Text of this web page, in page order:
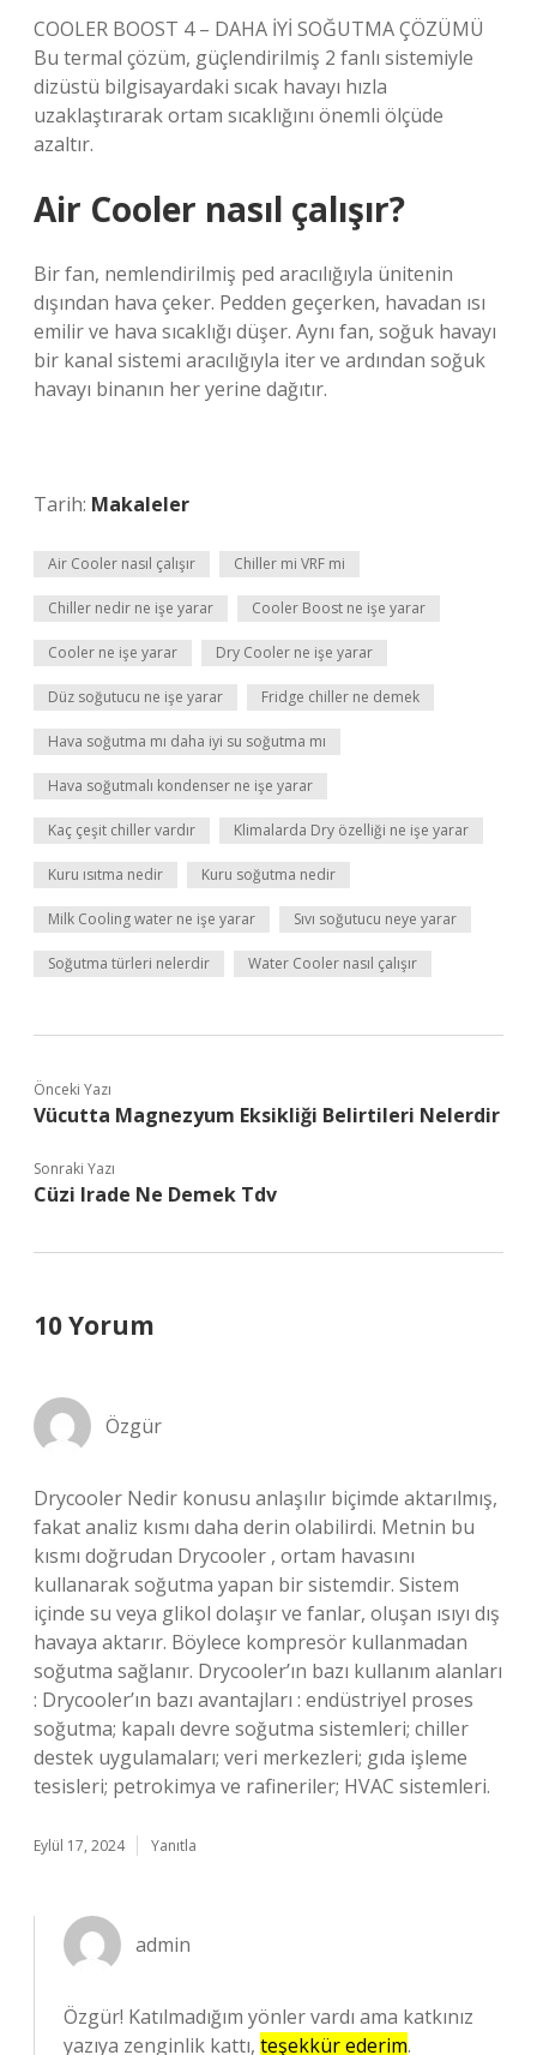
COOLER BOOST 4 – DAHA İYİ SOĞUTMA ÇÖZÜMÜ
Bu termal çözüm, güçlendirilmiş 2 fanlı sistemiyle
dizüstü bilgisayardaki sıcak havayı hızla
uzaklaştırarak ortam sıcaklığını önemli ölçüde
azaltır.
Air Cooler nasıl çalışır?
Bir fan, nemlendirilmiş ped aracılığıyla ünitenin
dışından hava çeker. Pedden geçerken, havadan ısı
emilir ve hava sıcaklığı düşer. Aynı fan, soğuk havayı
bir kanal sistemi aracılığıyla iter ve ardından soğuk
havayı binanın her yerine dağıtır.
Tarih: Makaleler
Air Cooler nasıl çalışır Chiller mi VRF mi
Chiller nedir ne işe yarar Cooler Boost ne işe yarar
Cooler ne işe yarar Dry Cooler ne işe yarar
Düz soğutucu ne işe yarar Fridge chiller ne demek
Hava soğutma mı daha iyi su soğutma mı
Hava soğutmalı kondenser ne işe yarar
Kaç çeşit chiller vardır Klimalarda Dry özelliği ne işe yarar
Kuru ısıtma nedir Kuru soğutma nedir
Milk Cooling water ne işe yarar Sıvı soğutucu neye yarar
Soğutma türleri nelerdir Water Cooler nasıl çalışır
Önceki Yazı
Vücutta Magnezyum Eksikliği Belirtileri Nelerdir
Sonraki Yazı
Cüzi Irade Ne Demek Tdv
10 Yorum
Özgür
Drycooler Nedir konusu anlaşılır biçimde aktarılmış,
fakat analiz kısmı daha derin olabilirdi. Metnin bu
kısmı doğrudan Drycooler , ortam havasını
kullanarak soğutma yapan bir sistemdir. Sistem
içinde su veya glikol dolaşır ve fanlar, oluşan ısıyı dış
havaya aktarır. Böylece kompresör kullanmadan
soğutma sağlanır. Drycooler’ın bazı kullanım alanları
: Drycooler’ın bazı avantajları : endüstriyel proses
soğutma; kapalı devre soğutma sistemleri; chiller
destek uygulamaları; veri merkezleri; gıda işleme
tesisleri; petrokimya ve rafineriler; HVAC sistemleri.
Eylül 17, 2024 Yanıtla
admin
Özgür! Katılmadığım yönler vardı ama katkınız
yazıya zenginlik kattı, teşekkür ederim.